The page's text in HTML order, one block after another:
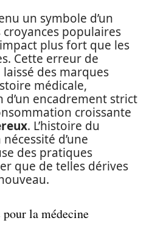
un symbole d’un
populaires
plus fort que les
Cette erreur de
des marques
médicale,
encadrement strict
croissante
. L’histoire du
d’une
des pratiques
que de telles dérives
pour la médecine